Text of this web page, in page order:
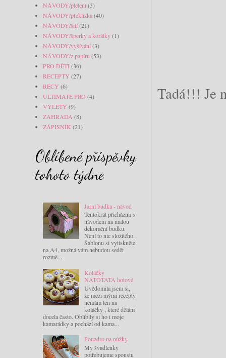
Tadá!!! Je
NÁVODY/pletení(3)
NÁVODY/překližka(40)
NÁVODY/šití(21)
NÁVODY/šperky a korálky(1)
NÁVODY/vyšívání(3)
NÁVODY/z papíru (53)
PRO DĚTI(36)
RECEPTY (27)
RECY (6)
ULTIMATE PRO (4)
VÝLETY (9)
ZAHRADA (8)
ZÁPISNÍK (21)
Oblíbené příspěvky
tohoto týdne
Jarní budka - návod
Tentokrát přicházím s
návodem na malou
dekorační budku.
Není to nic složitého.
Šablonu si vytiskněte
na A4, možná vám nebudou sedět
rozmě...
Koláčky
NATOTATA hotové
Uvědomila jsem si,
že mezi mými recepty
nemám ten na
koláčky , které dělám
docela často. Oblíbily si ho i moje
kamarádky a pochází od kama...
Pouzdro na nůžky
My švadlenky
potřebujeme spoustu